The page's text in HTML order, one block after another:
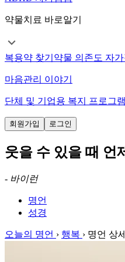
약물치료 바로알기
복용약 찾기 약물 의존도 자가
마음관리 이야기
단체 및 기업용 복지 프로그램
회원가입 로그인
웃을 수 있을 때 언
- 바이런
명언
성경
오늘의 명언 › 행복 › 명언 상세